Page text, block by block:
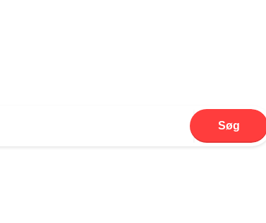
Søg